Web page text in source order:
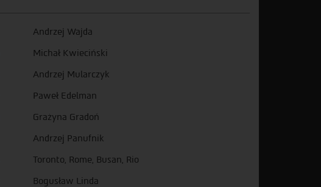
Andrzej Wajda
Michał Kwieciński
Andrzej Mularczyk
Paweł Edelman
Grażyna Gradoń
Andrzej Panufnik
Toronto, Rome, Busan, Rio
Bogusław Linda